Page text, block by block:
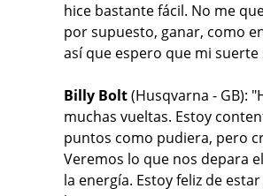
hice bastante fácil. No me
por supuesto, ganar, como
así que espero que mi
Billy Bolt(Husqvarna - GB):
muchas vueltas. Estoy
puntos como pudiera, pero
Veremos lo que nos depara
la energía. Estoy feliz de